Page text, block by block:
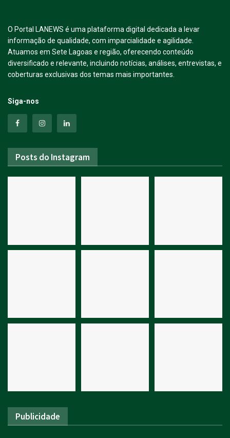
O Portal LANEWS é uma plataforma digital dedicada a levar
informação de qualidade, com imparcialidade e agilidade.
Atuamos em Sete Lagoas e região, oferecendo conteúdo
diversificado e relevante, incluindo notícias, análises, entrevistas, e
coberturas exclusivas dos temas mais importantes.
Siga-nos
Posts do Instagram
Publicidade